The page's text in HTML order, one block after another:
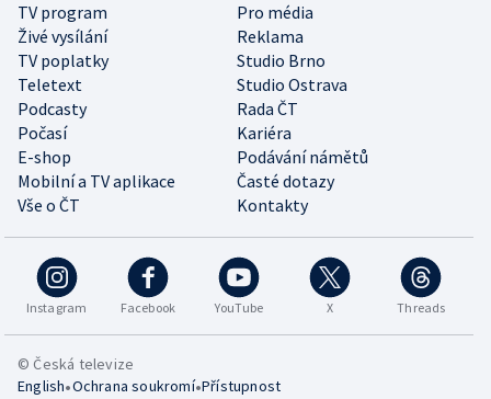
TV program
Pro média
Živé vysílání
Reklama
TV poplatky
Studio Brno
Teletext
Studio Ostrava
Podcasty
Rada ČT
Počasí
Kariéra
E-shop
Podávání námětů
Mobilní a TV aplikace
Časté dotazy
Vše o ČT
Kontakty
Instagram Facebook YouTube X Threads
© Česká televize
English•Ochrana soukromí•Přístupnost